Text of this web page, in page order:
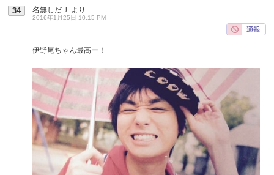
34 名無しだＪ より
2016年1月25日 10:15 PM
伊野尾ちゃん最高ー！